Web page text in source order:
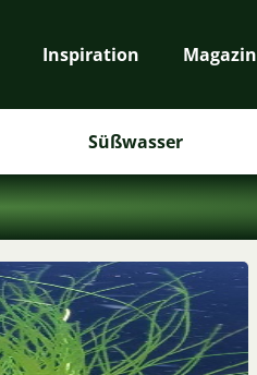
Inspiration Magazin
Süßwasser